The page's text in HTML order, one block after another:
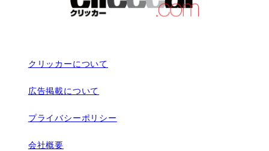
クリッカーについて
広告掲載について
プライバシーポリシー
会社概要